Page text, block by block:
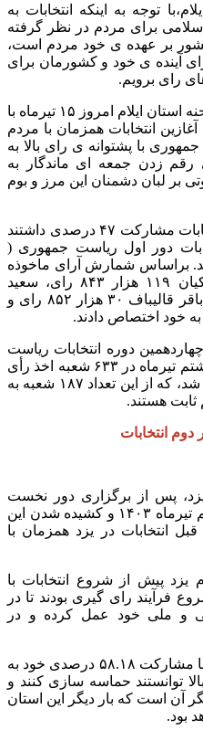
توجه به اینکه انتخابات به
برای مردم در نظر گرفته
بر عهده ی خود مردم است،
آینده ی خود و کشورمان برای
رای برویم.
مردم ولایت مدار و همیشه در صحنه استان ایلام امروز ۱۵ تیرماه با
انتخابات همزمان با مردم
با پشتوانه ی رای بالا به
رقم زدن جمعه ای ماندگار به
بر لبان دشمنان این مرز و بوم
مردم استان ایلام در دور اول انتخابات مشارکت ۴۷ درصدی داشتند
نفر. در انتخابات دور اول ریاست جمهوری (
شرکت کردند. براساس شمارش آرای ماخوذه
استان در دور اول مسعود پزشکیان ۱۱۹ هزار ۸۴۳ رای، سعید
جلیلی ۴۴ هزار و ۷۰۶ رای، محمدباقر قالیباف ۳۰ هزار ۸۵۲ رای و
دوره انتخابات ریاست
جمهوری تغییری نکرده و همانند هشتم تیرماه در ۶۳۳ شعبه اخذ رأی
در سراسر استان ایلام برگزار می شد، که از این تعداد ۱۸۷ شعبه به
انتخابات
پس از برگزاری دور نخست
انتخابات ریاست جمهوری در هشتم تیرماه ۱۴۰۳ و کشیده شدن این
انتخابات در یزد همزمان با
پیش از شروع انتخابات با
رای گیری بودند تا در
و ملی خود عمل کرده و در
در دور نخست انتخابات مردم یزد با مشارکت ۵۸.۱۸ درصدی خود به
توانستند حماسه سازی کنند و
آن است که بار دیگر این استان
بود.